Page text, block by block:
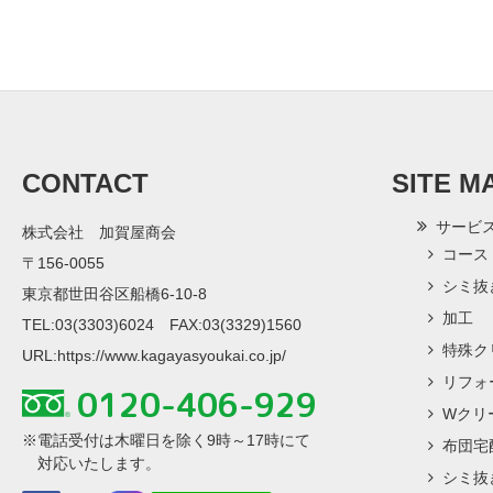
CONTACT
株式会社 加賀屋商会
〒156-0055
東京都世田谷区船橋6-10-8
TEL:03(3303)6024 FAX:03(3329)1560
URL:https://www.kagayasyoukai.co.jp/
0120-406-929
※電話受付は木曜日を除く9時～17時にて
対応いたします。
SITE
サービ
コース
シミ抜
加工
特殊ク
リフ
Wクリ
布団宅
シミ抜